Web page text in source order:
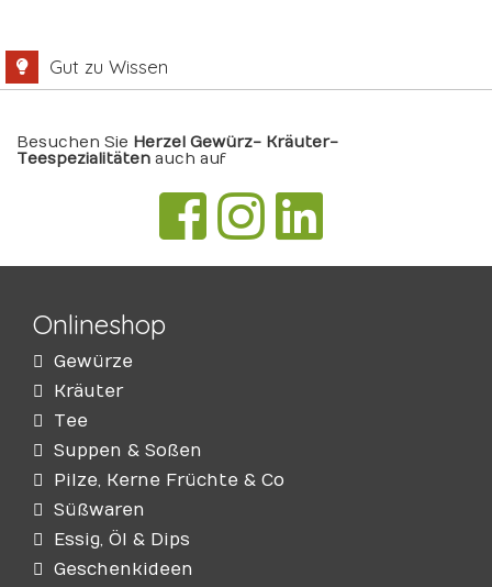
Gut zu Wissen
Besuchen Sie Herzel Gewürz- Kräuter-
Teespezialitäten auch auf
Onlineshop
Gewürze
Kräuter
Tee
Suppen & Soßen
Pilze, Kerne Früchte & Co
Süßwaren
Essig, Öl & Dips
Geschenkideen